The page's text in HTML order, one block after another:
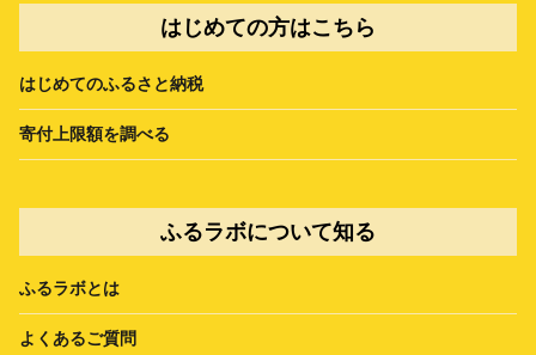
はじめての方はこちら
はじめてのふるさと納税
寄付上限額を調べる
ふるラボについて知る
ふるラボとは
よくあるご質問